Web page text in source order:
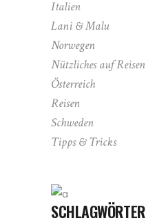
Italien
Lani & Malu
Norwegen
Nützliches auf Reisen
Österreich
Reisen
Schweden
Tipps & Tricks
SCHLAGWÖRTER